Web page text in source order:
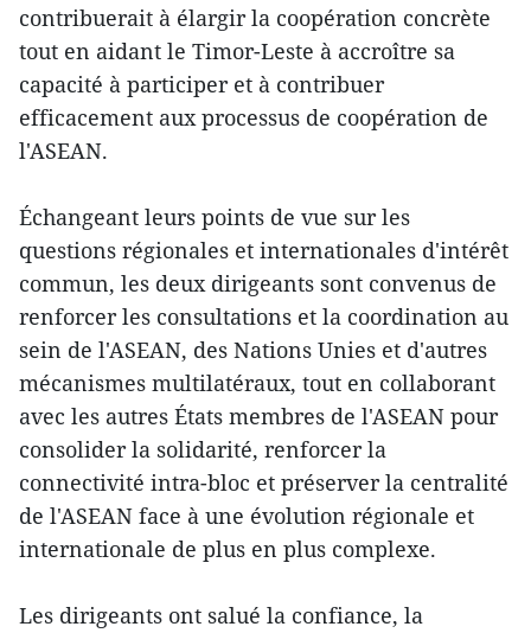
contribuerait à élargir la coopération concrète
tout en aidant le Timor-Leste à accroître sa
capacité à participer et à contribuer
efficacement aux processus de coopération de
l'ASEAN.
Échangeant leurs points de vue sur les
questions régionales et internationales d'intérêt
commun, les deux dirigeants sont convenus de
renforcer les consultations et la coordination au
sein de l'ASEAN, des Nations Unies et d'autres
mécanismes multilatéraux, tout en collaborant
avec les autres États membres de l'ASEAN pour
consolider la solidarité, renforcer la
connectivité intra-bloc et préserver la centralité
de l'ASEAN face à une évolution régionale et
internationale de plus en plus complexe.
Les dirigeants ont salué la confiance, la